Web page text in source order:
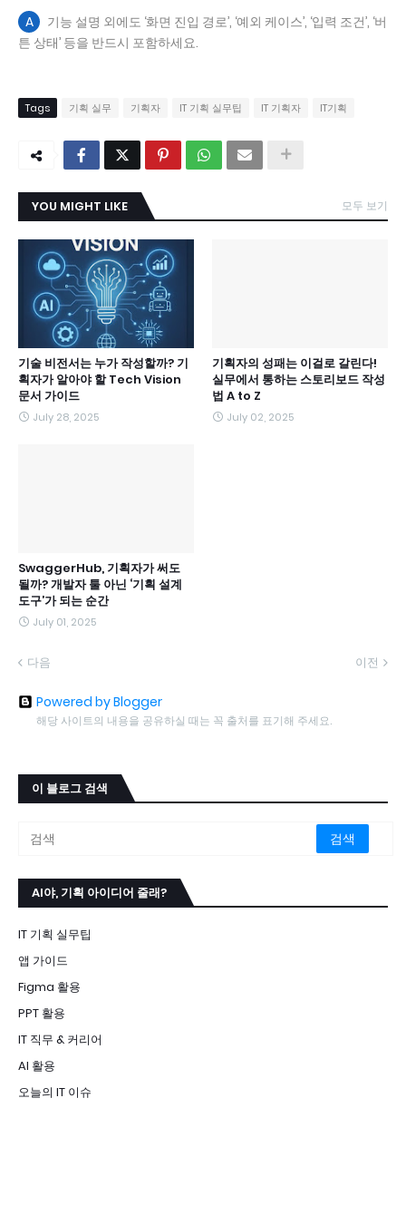
A
기능 설명 외에도 ‘화면 진입 경로’, ‘예외 케이스’, ‘입력 조건’, ‘버
튼 상태’ 등을 반드시 포함하세요.
Tags 기획 실무 기획자 IT 기획 실무팁 IT 기획자 IT기획
YOU MIGHT LIKE 모두 보기
기술 비전서는 누가 작성할까? 기
획자가 알아야 할 Tech Vision
문서 가이드
July 28, 2025
기획자의 성패는 이걸로 갈린다!
실무에서 통하는 스토리보드 작성
법 A to Z
July 02, 2025
SwaggerHub, 기획자가 써도
될까? 개발자 툴 아닌 ‘기획 설계
도구’가 되는 순간
July 01, 2025
다음 이전
Powered by Blogger
해당 사이트의 내용을 공유하실 때는 꼭 출처를 표기해 주세요.
이 블로그 검색
AI야, 기획 아이디어 줄래?
IT 기획 실무팁
앱 가이드
Figma 활용
PPT 활용
IT 직무 & 커리어
AI 활용
오늘의 IT 이슈